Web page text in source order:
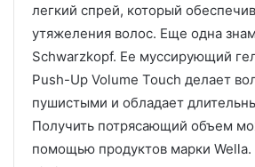
легкий спрей, который
утяжеления волос. Еще одна
Schwarzkopf. Ее муссирующий
Push-Up Volume Touch делает
пушистыми и обладает
Получить потрясающий объем
помощью продуктов марки